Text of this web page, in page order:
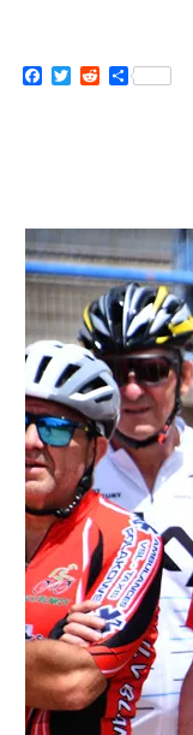
Facebook
TwitterRedditPartager